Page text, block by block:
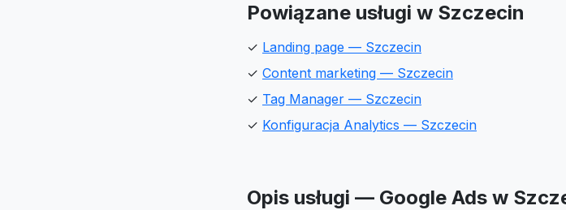
Powiązane usługi w Szczecin
✓ Landing page — Szczecin
✓ Content marketing — Szczecin
✓ Tag Manager — Szczecin
✓ Konfiguracja Analytics — Szczecin
Opis usługi — Google Ads w